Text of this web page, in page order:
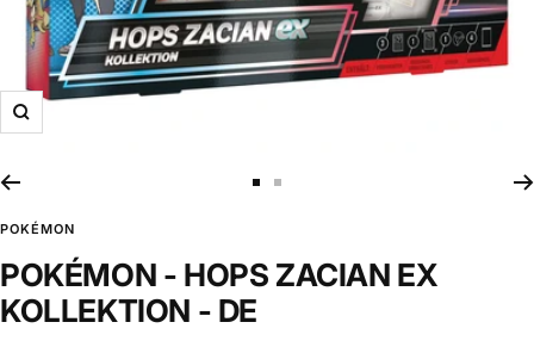
Zoom
gehen
gehen
POKÉMON
POKÉMON - HOPS ZACIAN EX
KOLLEKTION - DE